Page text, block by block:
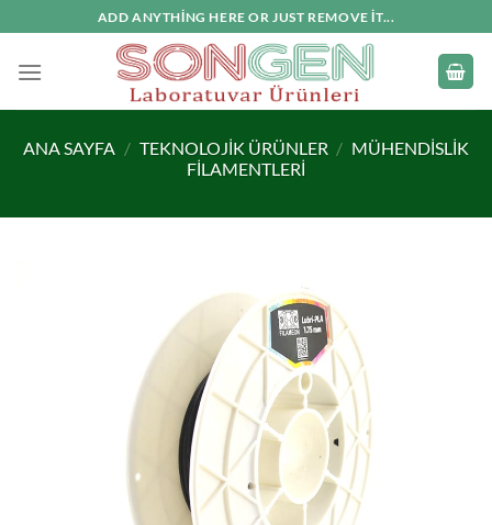
atla
ADD ANYTHING HERE OR JUST REMOVE IT...
ANA SAYFA / TEKNOLOJIK ÜRÜNLER / MÜHENDISLIK
FILAMENTLERI